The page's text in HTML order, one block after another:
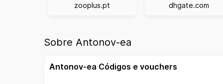
zooplus.pt
dhgate.com
Sobre Antonov-ea
Antonov-ea Códigos e vouchers